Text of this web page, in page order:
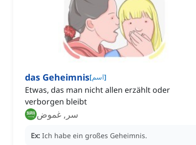
das Geheimnis[اسم]
Etwas, das man nicht allen erzählt oder
verborgen bleibt
سر, غموض
Ex: Ich habe ein großes Geheimnis.